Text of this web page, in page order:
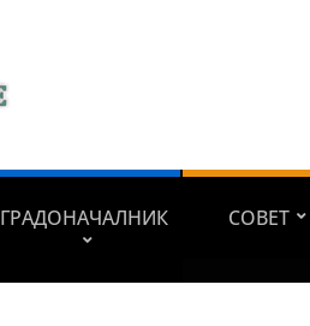
ГРАДОНАЧАЛНИК СОВЕТ